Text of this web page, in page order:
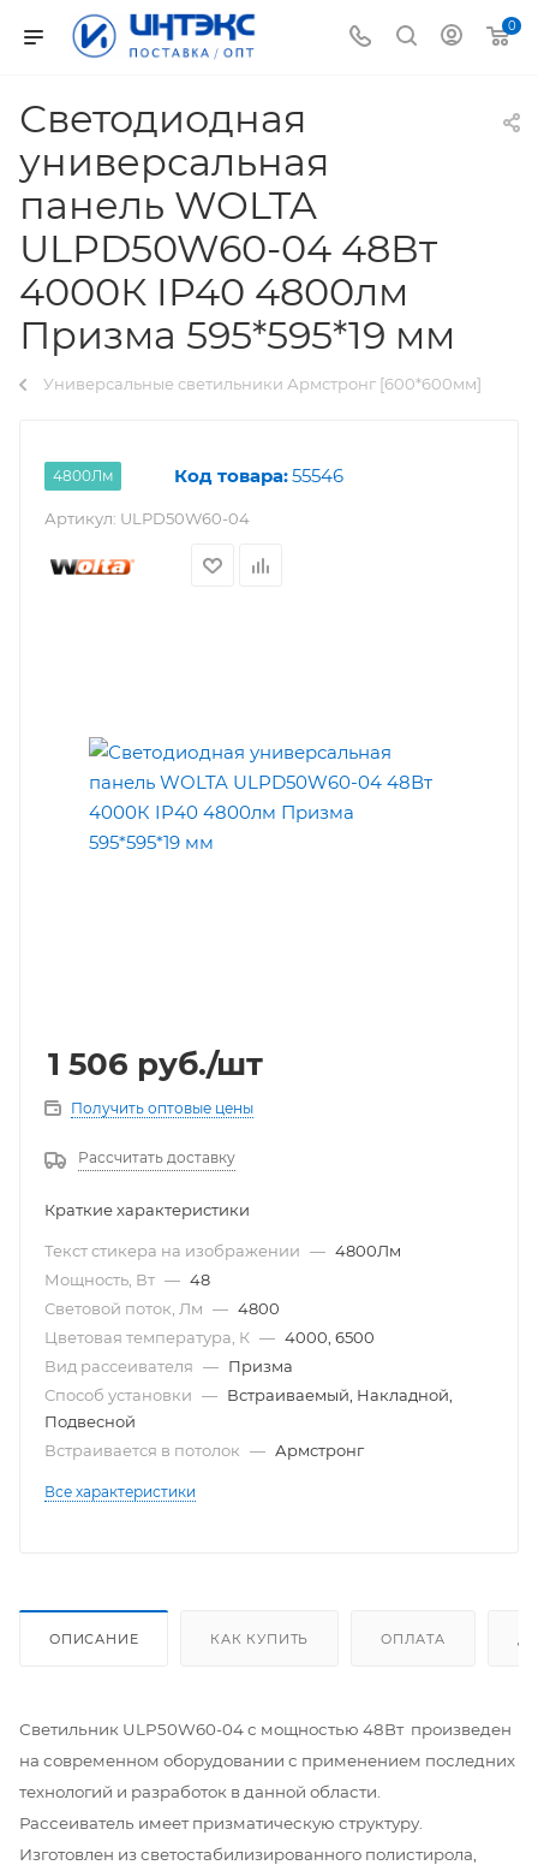
0
Светодиодная
универсальная
панель WOLTA
ULPD50W60-04 48Вт
4000К IP40 4800лм
Призма 595*595*19 мм
Универсальные светильники Армстронг [600*600мм]
4800Лм Код товара:55546
Артикул: ULPD50W60-04
1 506 руб./шт
Получить оптовые цены
Рассчитать доставку
Краткие характеристики
Текст стикера на изображении — 4800Лм
Мощность, Вт — 48
Световой поток, Лм — 4800
Цветовая температура, К — 4000, 6500
Вид рассеивателя — Призма
Способ установки — Встраиваемый, Накладной,
Подвесной
Встраивается в потолок — Армстронг
Все характеристики
ОПИСАНИЕ КАК КУПИТЬ ОПЛАТА
Светильник ULP50W60-04 с мощностью 48Вт произведен
на современном оборудовании с применением последних
технологий и разработок в данной области.
Рассеиватель имеет призматическую структуру.
Изготовлен из светостабилизированного полистирола,